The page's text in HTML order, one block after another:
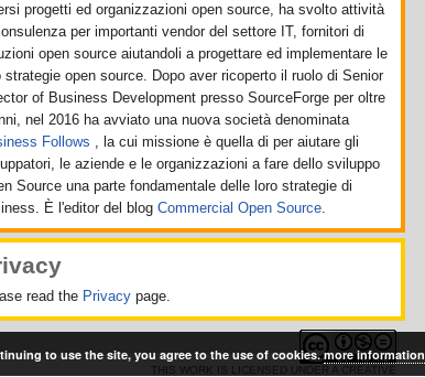
progetti ed organizzazioni open source, ha svolto attività
per importanti vendor del settore IT, fornitori di
open source aiutandoli a progettare ed implementare le
strategie open source. Dopo aver ricoperto il ruolo di Senior
of Business Development presso SourceForge per oltre
nel 2016 ha avviato una nuova società denominata
Follows , la cui missione è quella di per aiutare gli
le aziende e le organizzazioni a fare dello sviluppo
Source una parte fondamentale delle loro strategie di
È l'editor del blog Commercial Open Source.
read the Privacy page.
THIS WORK IS LICENSED UNDER A CREATIVE
to use the site, you agree to the use of cookies.more information